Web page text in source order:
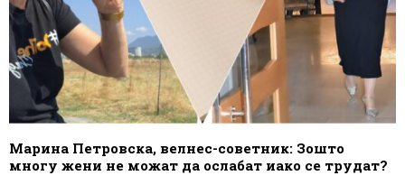
Марина Петровска, велнес-советник: Зошто
многу жени не можат да ослабат иако се трудат?